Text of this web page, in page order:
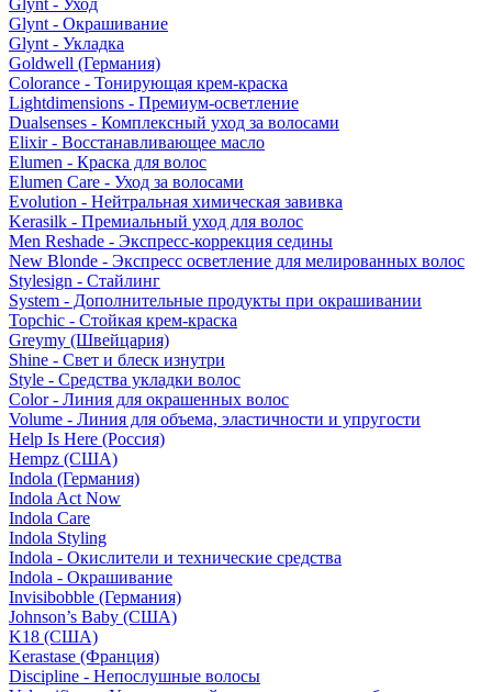
Glynt - Уход
Glynt - Окрашивание
Glynt - Укладка
Goldwell (Германия)
Colorance - Тонирующая крем-краска
Lightdimensions - Премиум-осветление
Dualsenses - Комплексный уход за волосами
Elixir - Восстанавливающее масло
Elumen - Краска для волос
Elumen Care - Уход за волосами
Evolution - Нейтральная химическая завивка
Kerasilk - Премиальный уход для волос
Men Reshade - Экспресс-коррекция седины
New Blonde - Экспресс осветление для мелированных волос
Stylesign - Стайлинг
System - Дополнительные продукты при окрашивании
Topchic - Стойкая крем-краска
Greymy (Швейцария)
Shine - Свет и блеск изнутри
Style - Средства укладки волос
Color - Линия для окрашенных волос
Volume - Линия для объема, эластичности и упругости
Help Is Here (Россия)
Hempz (США)
Indola (Германия)
Indola Act Now
Indola Care
Indola Styling
Indola - Окислители и технические средства
Indola - Окрашивание
Invisibobble (Германия)
Johnson’s Baby (США)
K18 (США)
Kerastase (Франция)
Discipline - Непослушные волосы